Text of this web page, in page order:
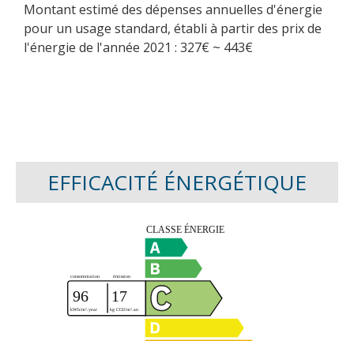
Montant estimé des dépenses annuelles d'énergie
pour un usage standard, établi à partir des prix de
l'énergie de l'année 2021 : 327€ ~ 443€
EFFICACITÉ ÉNERGÉTIQUE